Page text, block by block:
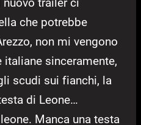
trailer ci
che potrebbe
non mi vengono
sinceramente,
scudi sui fianchi, la
di Leone…
Manca una testa